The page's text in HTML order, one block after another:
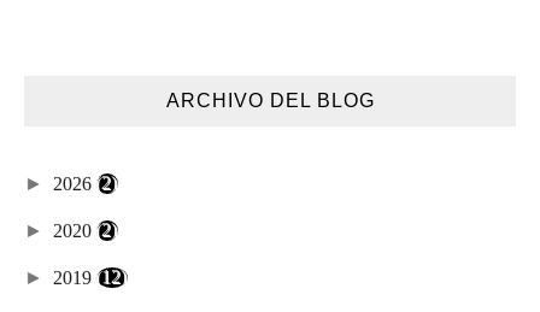
ARCHIVO DEL BLOG
► 2026 (2)
► 2020 (2)
► 2019 (12)